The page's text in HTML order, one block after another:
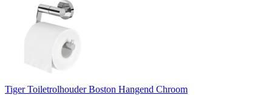
Tiger Toiletrolhouder Boston Hangend Chroom